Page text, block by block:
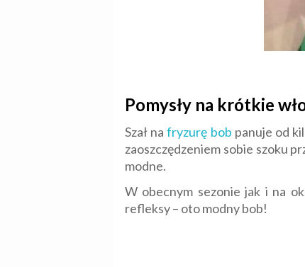
Pomysły na krótkie
Szał nafryzurę bob panuje od
zaoszczędzeniem sobie szoku
modne.
W obecnym sezonie jak i na
refleksy – oto modny bob!